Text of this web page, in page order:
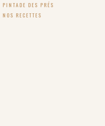
PINTADE DES PRÉS
NOS RECETTES